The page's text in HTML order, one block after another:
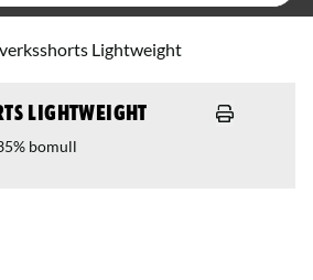
Lightweight
Lightweight
bomull